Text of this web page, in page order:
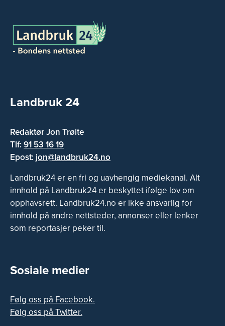
Landbruk 24
Redaktør Jon Trøite
Tlf:91 53 16 19
Epost: jon@landbruk24.no
Landbruk24 er en fri og uavhengig mediekanal. Alt
innhold på Landbruk24 er beskyttet ifølge lov om
opphavsrett. Landbruk24.no er ikke ansvarlig for
innhold på andre nettsteder, annonser eller lenker
som reportasjer peker til.
Sosiale medier
Følg oss på Facebook.
Følg oss på Twitter.